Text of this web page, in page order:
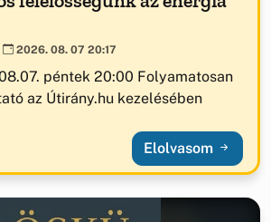
2026. 08. 07 20:17
péntek 20:00 Folyamatosan
az Útirány.hu kezelésében
Elolvasom